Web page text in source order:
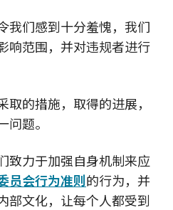
我们感到十分羞愧，我们
响范围，并对违规者进行
的措施，取得的进展，
题。
致力于加强自身机制来应
员会行为准则的行为，并
部文化，让每个人都受到